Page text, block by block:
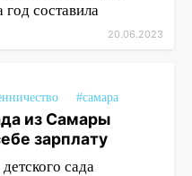
год составила
20.06.2023
#самара
из Самары
зарплату
сада